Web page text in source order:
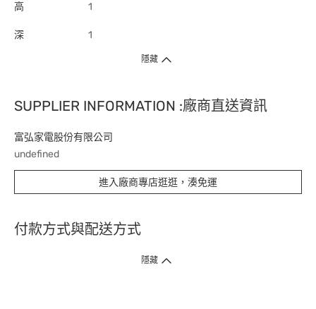
高 1
深 1
隱藏
SUPPLIER INFORMATION :廠商直送資訊
富弘家電股份有限公司
undefined
進入廠商專店逛逛，湊免運
付款方式與配送方式
隱藏